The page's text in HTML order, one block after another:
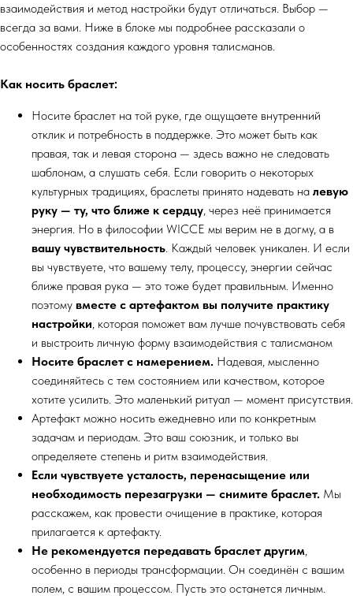
взаимодействия и метод настройки будут отличаться. Выбор —
всегда за вами. Ниже в блоке мы подробнее рассказали о
особенностях создания каждого уровня талисманов.
Как носить браслет:
Носите браслет на той руке, где ощущаете внутренний
отклик и потребность в поддержке. Это может быть как
правая, так и левая сторона — здесь важно не следовать
шаблонам, а слушать себя. Если говорить о некоторых
культурных традициях, браслеты принято надевать на левую
руку — ту, что ближе к сердцу, через неё принимается
энергия. Но в философии WICCE мы верим не в догму, а в
вашу чувствительность. Каждый человек уникален. И если
вы чувствуете, что вашему телу, процессу, энергии сейчас
ближе правая рука — это тоже будет правильным. Именно
поэтому вместе с артефактом вы получите практику
настройки, которая поможет вам лучше почувствовать себя
и выстроить личную форму взаимодействия с талисманом
Носите браслет с намерением. Надевая, мысленно
соединяйтесь с тем состоянием или качеством, которое
хотите усилить. Это маленький ритуал — момент присутствия.
Артефакт можно носить ежедневно или по конкретным
задачам и периодам. Это ваш союзник, и только вы
определяете степень и ритм взаимодействия.
Если чувствуете усталость, перенасыщение или
необходимость перезагрузки — снимите браслет. Мы
расскажем, как провести очищение в практике, которая
прилагается к артефакту.
Не рекомендуется передавать браслет другим,
особенно в периоды трансформации. Он соединён с вашим
полем, с вашим процессом. Пусть это останется личным.